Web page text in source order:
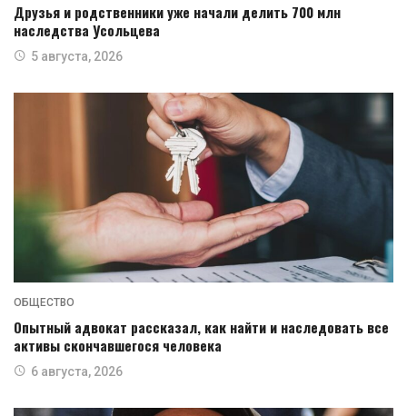
Друзья и родственники уже начали делить 700 млн
наследства Усольцева
5 августа, 2026
ОБЩЕСТВО
Опытный адвокат рассказал, как найти и наследовать все
активы скончавшегося человека
6 августа, 2026